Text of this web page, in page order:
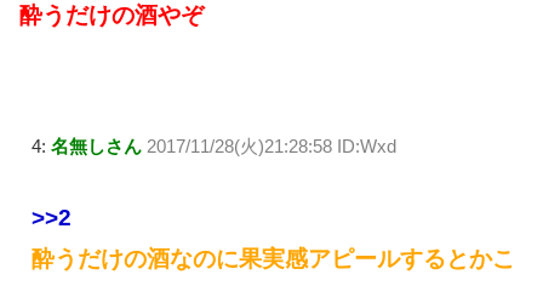
酔うだけの酒やぞ
4: 名無しさん 2017/11/28(火)21:28:58 ID:Wxd
>>2
酔うだけの酒なのに果実感アピールするとかこ